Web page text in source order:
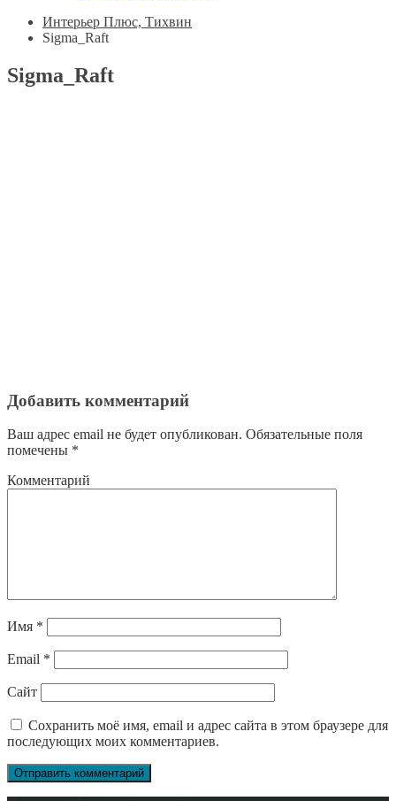
Интерьер Плюс, Тихвин
Sigma_Raft
Sigma_Raft
Добавить комментарий
Ваш адрес email не будет опубликован. Обязательные поля
помечены *
Комментарий
Имя *
Email *
Сайт
Сохранить моё имя, email и адрес сайта в этом браузере для
последующих моих комментариев.